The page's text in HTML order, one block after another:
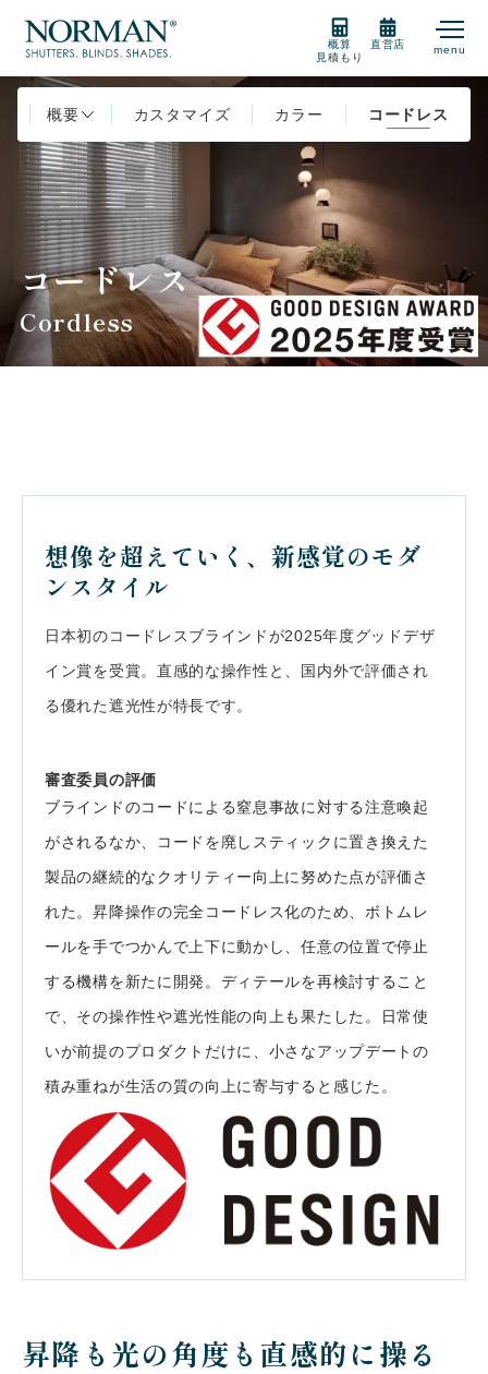
概算
見積もり
直営店 menu
概要 カスタマイズ カラー コードレス
コードレス
Cordless
想像を超えていく、新感覚のモダ
ンスタイル
日本初のコードレスブラインドが2025年度グッドデザ
イン賞を受賞。直感的な操作性と、国内外で評価され
る優れた遮光性が特長です。
審査委員の評価
ブラインドのコードによる窒息事故に対する注意喚起
がされるなか、コードを廃しスティックに置き換えた
製品の継続的なクオリティー向上に努めた点が評価さ
れた。昇降操作の完全コードレス化のため、ボトムレ
ールを手でつかんで上下に動かし、任意の位置で停止
する機構を新たに開発。ディテールを再検討すること
で、その操作性や遮光性能の向上も果たした。日常使
いが前提のプロダクトだけに、小さなアップデートの
積み重ねが生活の質の向上に寄与すると感じた。
昇降も光の角度も直感的に操る
製品紹介
製品の選び方
購入をご検討の方
販売店
お客様の実例集 お知らせ
よくあるご質問